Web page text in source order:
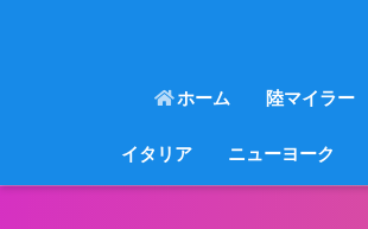
ホーム 陸マイラー
イタリア ニューヨーク